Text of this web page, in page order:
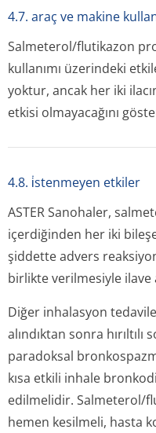
4.7. araç ve makine
Salmeterol/flu­tikazon
kullanımı üzerindeki
yoktur, ancak her iki
etkisi olmayacağını
4.8. i̇stenmeyen etkiler
ASTER Sanohaler,
içerdiğinden her iki
şiddette advers
birlikte verilmesiyle
Diğer inhalasyon
alındıktan sonra
paradoksal
kısa etkili inhale
edilmelidir. Salmeterol/
hemen kesilmeli, hasta